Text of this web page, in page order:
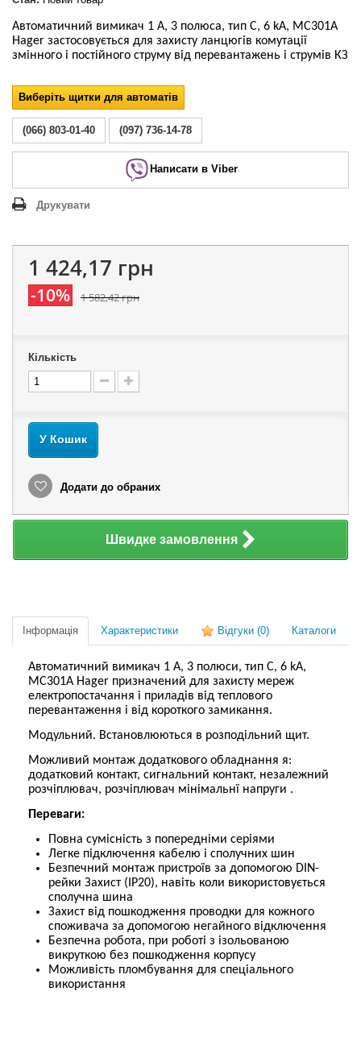
Автоматичний вимикач 1 А, 3 полюса, тип С, 6 kA, MC301A
Hager застосовується для захисту ланцюгів комутації
змінного і постійного струму від перевантажень і струмів КЗ
Виберіть щитки для автоматів
(066) 803-01-40 (097) 736-14-78
Написати в Viber
Друкувати
1 424,17 грн
-10% 1 582,42 грн
Кількість
У Кошик
Додати до обраних
Швидке замовлення
Інформація Характеристики Відгуки (0) Каталоги
Автоматичний вимикач 1 А, 3 полюси, тип C, 6 kA,
MC301A Hager призначений для захисту мереж
електропостачання і приладів від теплового
перевантаження і від короткого замикання.
Модульний. Встановлюються в розподільний щит.
Можливий монтаж додаткового обладнання я:
додатковий контакт, сигнальний контакт, незалежний
розчіплювач, розчіплювач мінімальнї напруги .
Переваги:
Повна сумісність з попередніми серіями
Легке підключення кабелю і сполучних шин
Безпечний монтаж пристроїв за допомогою DIN-
рейки Захист (IP20), навіть коли використовується
сполучна шина
Захист від пошкодження проводки для кожного
споживача за допомогою негайного відключення
Безпечна робота, при роботі з ізольованою
викруткою без пошкодження корпусу
Можливість пломбування для спеціального
використання